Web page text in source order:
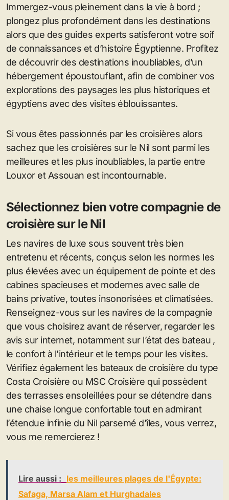
Immergez-vous pleinement dans la vie à bord ;
plongez plus profondément dans les destinations
alors que des guides experts satisferont votre soif
de connaissances et d’histoire Égyptienne. Profitez
de découvrir des destinations inoubliables, d’un
hébergement époustouflant, afin de combiner vos
explorations des paysages les plus historiques et
égyptiens avec des visites éblouissantes.
Si vous êtes passionnés par les croisières alors
sachez que les croisières sur le Nil sont parmi les
meilleures et les plus inoubliables, la partie entre
Louxor et Assouan est incontournable.
Sélectionnez bien votre compagnie de
croisière sur le Nil
Les navires de luxe sous souvent très bien
entretenu et récents, conçus selon les normes les
plus élevées avec un équipement de pointe et des
cabines spacieuses et modernes avec salle de
bains privative, toutes insonorisées et climatisées.
Renseignez-vous sur les navires de la compagnie
que vous choisirez avant de réserver, regarder les
avis sur internet, notamment sur l’état des bateau ,
le confort à l’intérieur et le temps pour les visites.
Vérifiez également les bateaux de croisière du type
Costa Croisière ou MSC Croisière qui possèdent
des terrasses ensoleillées pour se détendre dans
une chaise longue confortable tout en admirant
l’étendue infinie du Nil parsemé d’îles, vous verrez,
vous me remercierez !
Lire aussi : les meilleures plages de l'Égypte:
Safaga, Marsa Alam et Hurghadales